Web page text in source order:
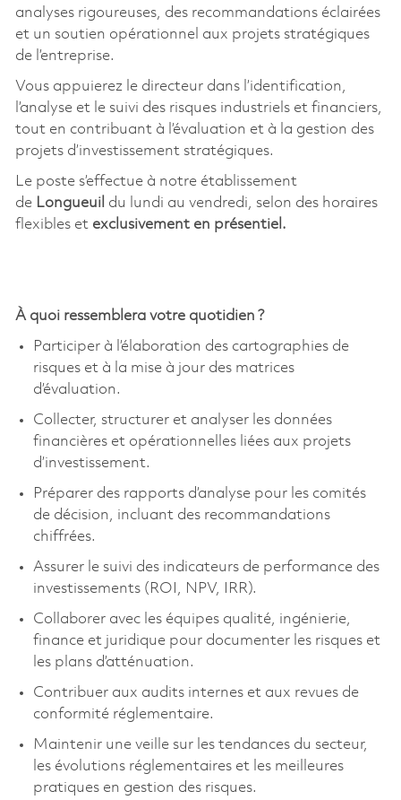
analyses rigoureuses, des recommandations éclairées
et un soutien opérationnel aux projets stratégiques
de l’entreprise.
Vous appuierez le directeur dans l’identification,
l’analyse et le suivi des risques industriels et financiers,
tout en contribuant à l’évaluation et à la gestion des
projets d’investissement stratégiques.
Le poste s’effectue à notre établissement
de Longueuil du lundi au vendredi, selon des horaires
flexibles et exclusivement en présentiel.
À quoi ressemblera votre quotidien ?
Participer à l’élaboration des cartographies de
risques et à la mise à jour des matrices
d’évaluation.
Collecter, structurer et analyser les données
financières et opérationnelles liées aux projets
d’investissement.
Préparer des rapports d’analyse pour les comités
de décision, incluant des recommandations
chiffrées.
Assurer le suivi des indicateurs de performance des
investissements (ROI, NPV, IRR).
Collaborer avec les équipes qualité, ingénierie,
finance et juridique pour documenter les risques et
les plans d’atténuation.
Contribuer aux audits internes et aux revues de
conformité réglementaire.
Maintenir une veille sur les tendances du secteur,
les évolutions réglementaires et les meilleures
pratiques en gestion des risques.